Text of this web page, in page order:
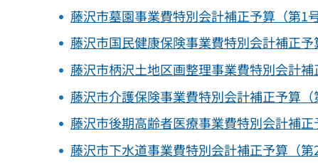
藤沢市墓園事業費特別会計補正予算（第1
藤沢市国民健康保険事業費特別会計補正予
藤沢市柄沢土地区画整理事業費特別会計補
藤沢市介護保険事業費特別会計補正予算（
藤沢市後期高齢者医療事業費特別会計補正
藤沢市下水道事業費特別会計補正予算（第